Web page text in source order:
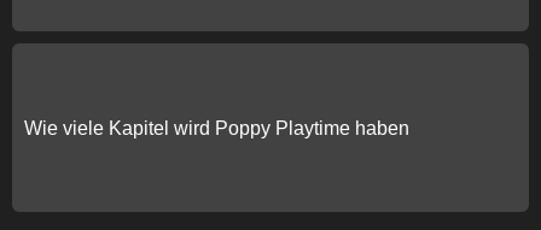
Wie viele Kapitel wird Poppy Playtime haben